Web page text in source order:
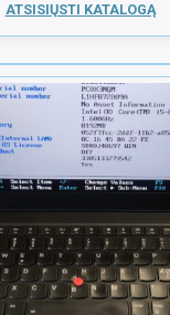
ATSISIŲSTI KATALOGĄ